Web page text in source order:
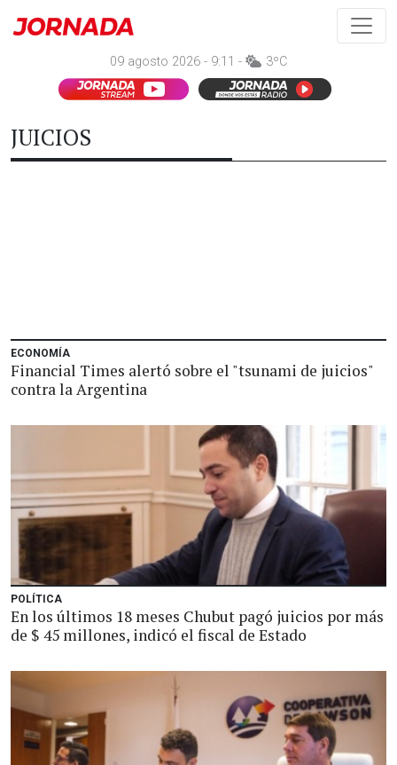
09 agosto 2026 - 9:11 - 3ºC
JUICIOS
ECONOMÍA
Financial Times alertó sobre el "tsunami de juicios"
contra la Argentina
POLÍTICA
En los últimos 18 meses Chubut pagó juicios por más
de $ 45 millones, indicó el fiscal de Estado